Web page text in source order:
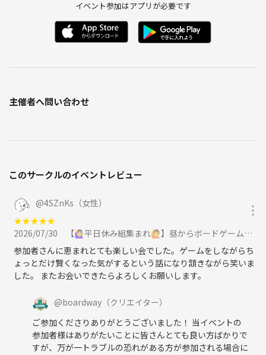
イベント参加はアプリが必要です
主催者へ問い合わせ
このサークルのイベントレビュー
@4SZnKs（女性）
★★★★★
2026/07/30
【🙋‍♀️平日休み組集まれ🙋】昼からボードゲーム会🎲【🎉初心者歓迎🎉】に参加
参加者さんに恵まれとても楽しい会でした。ゲームをしながらち
ょっとだけ賢くなった気がするという話になり頷きながら笑いま
した。 またお会いできたらよろしくお願いします。
@boardway （クリエイター）
ご参加くださりありがとうございました！ 当イベントの
参加者様はありがたいことに皆さんとても良い方ばかりで
すが、万が一トラブルの恐れがある方が参加される場合に